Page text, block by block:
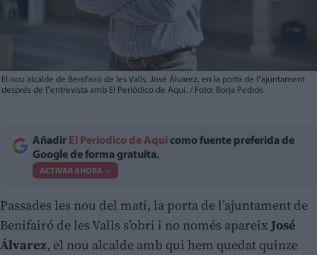
El nou alcalde de Benifairó de les Valls, José Álvarez, en la porta de l"ajuntament
després de l"entrevista amb El Periódico de Aquí. / Foto: Borja Pedrós
Añadir El Periodico de Aquí como fuente preferida de
Google de forma gratuita.
ACTIVAR AHORA
Passades les nou del matí, la porta de l’ajuntament de
Benifairó de les Valls s’obri i no només apareixJosé
Álvarez, el nou alcalde amb qui hem quedat quinze